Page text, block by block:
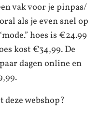
vak voor je pinpas/
als je even snel op
hoes is €24.99
kost €34,99. De
dagen online en
deze webshop?